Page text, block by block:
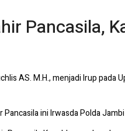
Pancasila,
AS. M.H., menjadi Irup
ini Irwasda Polda